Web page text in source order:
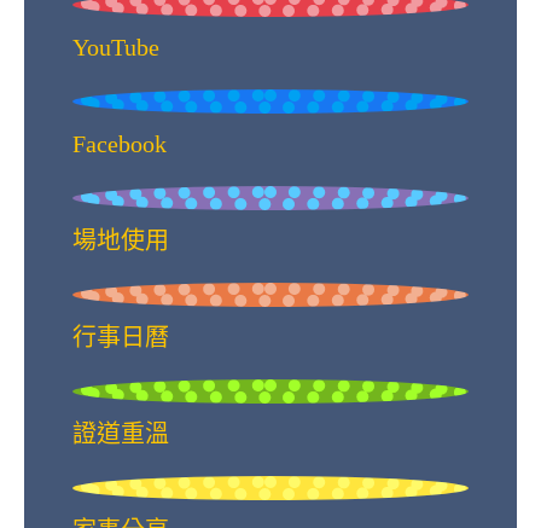
YouTube
Facebook
場地使用
行事日曆
證道重溫